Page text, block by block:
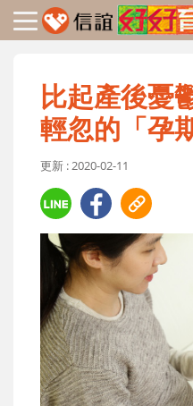
比起產後憂
輕忽的「孕
更新 : 2020-02-11